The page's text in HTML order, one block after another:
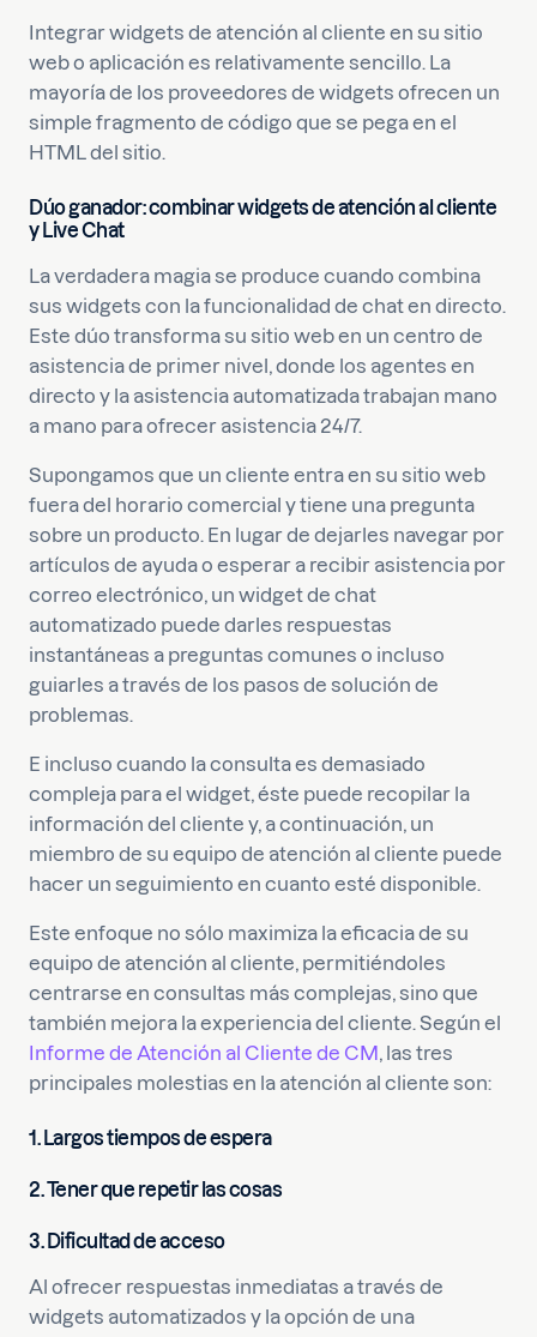
Integrar widgets de atención al cliente en su sitio
web o aplicación es relativamente sencillo. La
mayoría de los proveedores de widgets ofrecen un
simple fragmento de código que se pega en el
HTML del sitio.
Dúo ganador: combinar widgets de atención al cliente
y Live Chat
La verdadera magia se produce cuando combina
sus widgets con la funcionalidad de chat en directo.
Este dúo transforma su sitio web en un centro de
asistencia de primer nivel, donde los agentes en
directo y la asistencia automatizada trabajan mano
a mano para ofrecer asistencia 24/7.
Supongamos que un cliente entra en su sitio web
fuera del horario comercial y tiene una pregunta
sobre un producto. En lugar de dejarles navegar por
artículos de ayuda o esperar a recibir asistencia por
correo electrónico, un widget de chat
automatizado puede darles respuestas
instantáneas a preguntas comunes o incluso
guiarles a través de los pasos de solución de
problemas.
E incluso cuando la consulta es demasiado
compleja para el widget, éste puede recopilar la
información del cliente y, a continuación, un
miembro de su equipo de atención al cliente puede
hacer un seguimiento en cuanto esté disponible.
Este enfoque no sólo maximiza la eficacia de su
equipo de atención al cliente, permitiéndoles
centrarse en consultas más complejas, sino que
también mejora la experiencia del cliente. Según el
Informe de Atención al Cliente de CM, las tres
principales molestias en la atención al cliente son:
1. Largos tiempos de espera
2. Tener que repetir las cosas
3. Dificultad de acceso
Al ofrecer respuestas inmediatas a través de
widgets automatizados y la opción de una